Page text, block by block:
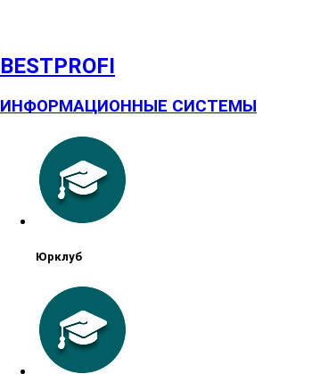
BESTPROFI
ИНФОРМАЦИОННЫЕ СИСТЕМЫ
Юрклуб